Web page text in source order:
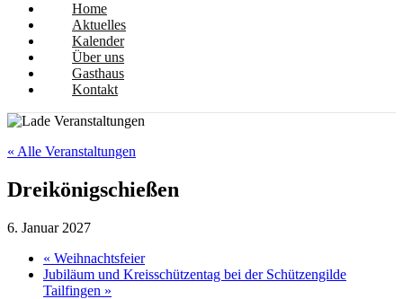
Home
Aktuelles
Kalender
Über uns
Gasthaus
Kontakt
« Alle Veranstaltungen
Dreikönigschießen
6. Januar 2027
« Weihnachtsfeier
Jubiläum und Kreisschützentag bei der Schützengilde
Tailfingen »